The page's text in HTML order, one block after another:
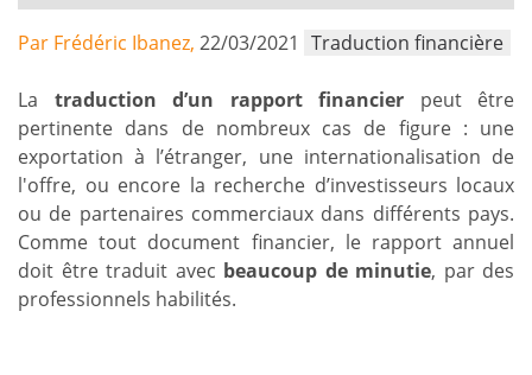
Par Frédéric Ibanez, 22/03/2021 Traduction financière
La traduction d’un rapport financier peut être
pertinente dans de nombreux cas de figure : une
exportation à l’étranger, une internationalisation de
l'offre, ou encore la recherche d’investisseurs locaux
ou de partenaires commerciaux dans différents pays.
Comme tout document financier, le rapport annuel
doit être traduit avec beaucoup de minutie, par des
professionnels habilités.